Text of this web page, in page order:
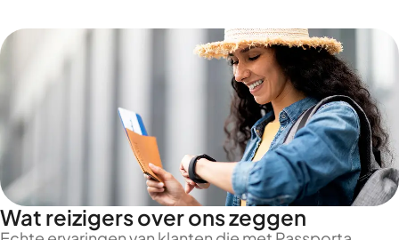
Wat reizigers over ons zeggen